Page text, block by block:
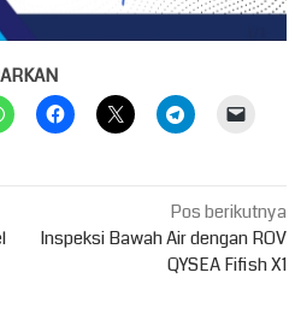
Pos berikutnya
Inspeksi Bawah Air dengan ROV
QYSEA Fifish X1